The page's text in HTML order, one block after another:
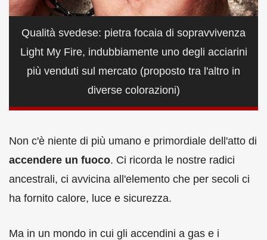
Qualità svedese: pietra focaia di sopravvivenza
Light My Fire, indubbiamente uno degli acciarini
più venduti sul mercato (proposto tra l'altro in
diverse colorazioni)
Non c'è niente di più umano e primordiale dell'atto di
accendere un fuoco. Ci ricorda le nostre radici
ancestrali, ci avvicina all'elemento che per secoli ci
ha fornito calore, luce e sicurezza.
Ma in un mondo in cui gli accendini a gas e i